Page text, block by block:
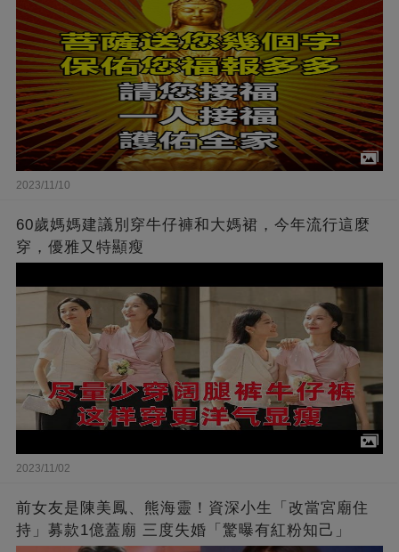
2023/11/10
60歲媽媽建議別穿牛仔褲和大媽裙，今年流行這麼
穿，優雅又特顯瘦
2023/11/02
前女友是陳美鳳、熊海靈！資深小生「改當宮廟住
持」募款1億蓋廟 三度失婚「驚曝有紅粉知己」